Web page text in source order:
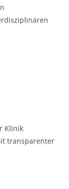
Klinik
transparenter